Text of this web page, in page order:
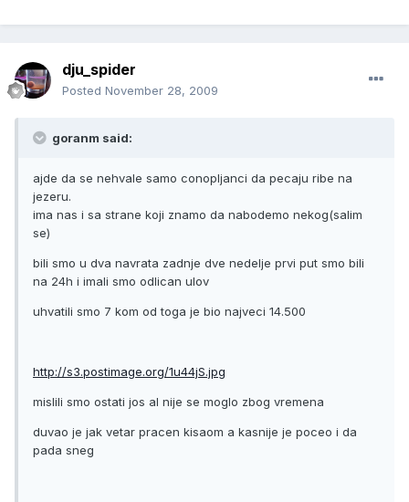
dju_spider
Posted November 28, 2009
goranm said:
ajde da se nehvale samo conopljanci da pecaju ribe na
jezeru.
ima nas i sa strane koji znamo da nabodemo nekog(salim
se)
bili smo u dva navrata zadnje dve nedelje prvi put smo bili
na 24h i imali smo odlican ulov
uhvatili smo 7 kom od toga je bio najveci 14.500
http://s3.postimage.org/1u44jS.jpg
mislili smo ostati jos al nije se moglo zbog vremena
duvao je jak vetar pracen kisaom a kasnije je poceo i da
pada sneg